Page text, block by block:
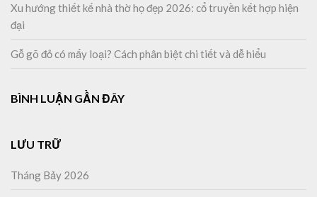
Xu hướng thiết kế nhà thờ họ đẹp 2026: cổ truyền kết hợp hiện
đại
Gỗ gõ đỏ có mấy loại? Cách phân biệt chi tiết và dễ hiểu
BÌNH LUẬN GẦN ĐÂY
LƯU TRỮ
Tháng Bảy 2026